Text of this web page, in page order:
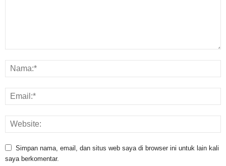
Simpan nama, email, dan situs web saya di browser ini untuk lain kali
saya berkomentar.